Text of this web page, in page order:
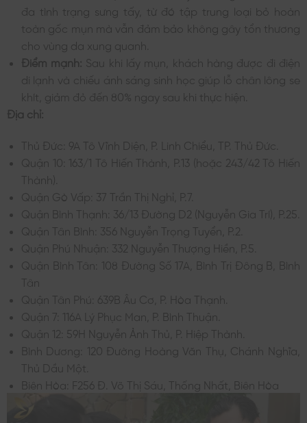
đa tình trạng sưng tấy, từ đó tập trung loại bỏ hoàn
toàn gốc mụn mà vẫn đảm bảo không gây tổn thương
cho vùng da xung quanh.
Điểm mạnh: Sau khi lấy mụn, khách hàng được đi điện
di lạnh và chiếu ánh sáng sinh học giúp lỗ chân lông se
khít, giảm đỏ đến 80% ngay sau khi thực hiện.
Địa chỉ:
Thủ Đức: 9A Tô Vĩnh Diện, P. Linh Chiểu, TP. Thủ Đức.
Quận 10: 163/1 Tô Hiến Thành, P.13 (hoặc 243/42 Tô Hiến
Thành).
Quận Gò Vấp: 37 Trần Thị Nghỉ, P.7.
Quận Bình Thạnh: 36/13 Đường D2 (Nguyễn Gia Trí), P.25.
Quận Tân Bình: 356 Nguyễn Trọng Tuyển, P.2.
Quận Phú Nhuận: 332 Nguyễn Thượng Hiền, P.5.
Quận Bình Tân: 108 Đường Số 17A, Bình Trị Đông B, Bình
Tân
Quận Tân Phú: 639B Âu Cơ, P. Hòa Thạnh.
Quận 7: 116A Lý Phục Man, P. Bình Thuận.
Quận 12: 59H Nguyễn Ảnh Thủ, P. Hiệp Thành.
Bình Dương: 120 Đường Hoàng Văn Thụ, Chánh Nghĩa,
Thủ Dầu Một.
Biên Hòa: F256 Đ. Võ Thị Sáu, Thống Nhất, Biên Hòa